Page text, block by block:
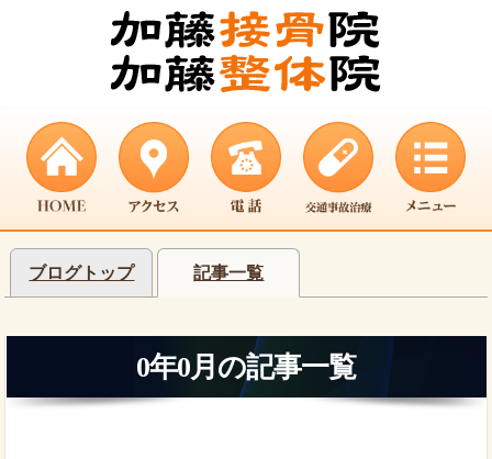
ブログトップ 記事一覧
0年0月の記事一覧